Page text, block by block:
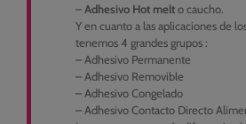
–Adhesivo Hot melto caucho.
Y en cuanto a las aplicaciones de
tenemos 4 grandes grupos :
– Adhesivo Permanente
– Adhesivo Removible
– Adhesivo Congelado
– Adhesivo Contacto Directo